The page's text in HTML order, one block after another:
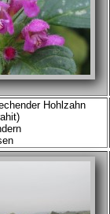
Hohlzahn